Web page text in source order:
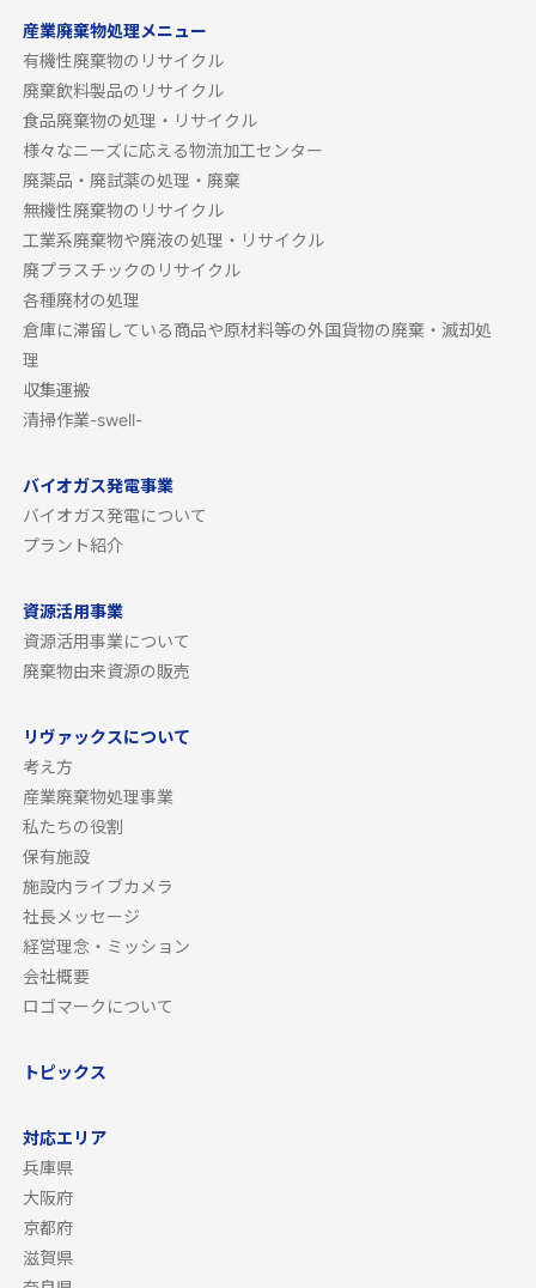
産業廃棄物処理メニュー
有機性廃棄物のリサイクル
廃棄飲料製品のリサイクル
食品廃棄物の処理・リサイクル
様々なニーズに応える物流加工センター
廃薬品・廃試薬の処理・廃棄
無機性廃棄物のリサイクル
工業系廃棄物や廃液の処理・リサイクル
廃プラスチックのリサイクル
各種廃材の処理
倉庫に滞留している商品や原材料等の外国貨物の廃棄・滅却処
理
収集運搬
清掃作業-swell-
バイオガス発電事業
バイオガス発電について
プラント紹介
資源活用事業
資源活用事業について
廃棄物由来資源の販売
リヴァックスについて
考え方
産業廃棄物処理事業
私たちの役割
保有施設
施設内ライブカメラ
社長メッセージ
経営理念・ミッション
会社概要
ロゴマークについて
トピックス
対応エリア
兵庫県
大阪府
京都府
滋賀県